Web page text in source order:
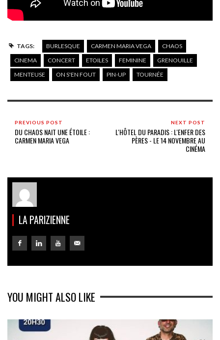
TAGS: BURLESQUE CARMEN MARIA VEGA
CHAOS
CINEMA
CONCERT ETOILES FEMININE
GRENOUILLE
MENTEUSE
ON S'EN FOUT PIN-UP TOURNÉE
PREVIOUS POST
DU CHAOS NAIT UNE ÉTOILE :
CARMEN MARIA VEGA
NEXT POST
L'HÔTEL DU PARADIS : L'ENFER DES
PÈRES - LE 14 NOVEMBRE AU
CINÉMA
LA PARIZIENNE
YOU MIGHT ALSO LIKE